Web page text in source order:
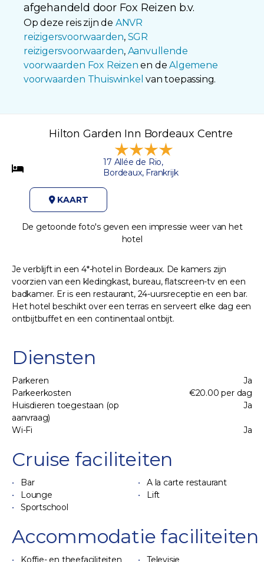
afgehandeld door Fox Reizen b.v.
Op deze reis zijn de ANVR
reizigersvoorwaarden, SGR
reizigersvoorwaarden, Aanvullende
voorwaarden Fox Reizen en deAlgemene
voorwaarden Thuiswinkel van toepassing.
Hilton Garden Inn Bordeaux Centre
17 Allée de Rio,
Bordeaux, Frankrijk
KAART
De getoonde foto's geven een impressie weer van het
hotel
Je verblijft in een 4*-hotel in Bordeaux. De kamers zijn
voorzien van een kledingkast, bureau, flatscreen-tv en een
badkamer. Er is een restaurant, 24-uursreceptie en een bar.
Het hotel beschikt over een terras en serveert elke dag een
ontbijtbuffet en een continentaal ontbijt.
Diensten
Parkeren
Ja
Parkeerkosten
€20.00 per dag
Huisdieren toegestaan (op
aanvraag)
Ja
Wi-Fi Ja
Cruise faciliteiten
Bar
A la carte restaurant
Lounge
Lift
Sportschool
Accommodatie faciliteiten
Koffie- en theefaciliteiten Televisie